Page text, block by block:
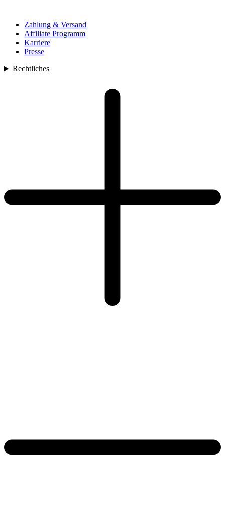
Zahlung & Versand
Affiliate Programm
Karriere
Presse
Rechtliches